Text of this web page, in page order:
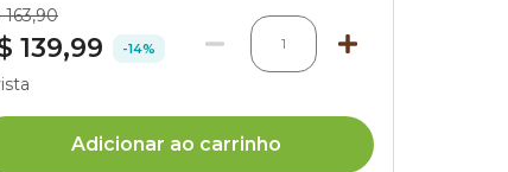
163,90
139,99 -14% 1
Adicionar ao carrinho